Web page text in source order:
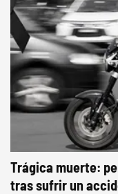
Trágica muerte:
tras sufrir un